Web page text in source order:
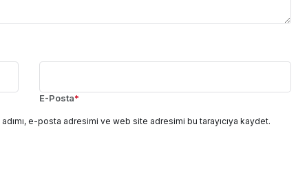
E-Posta*
e-posta adresimi ve web site adresimi bu tarayıcıya kaydet.